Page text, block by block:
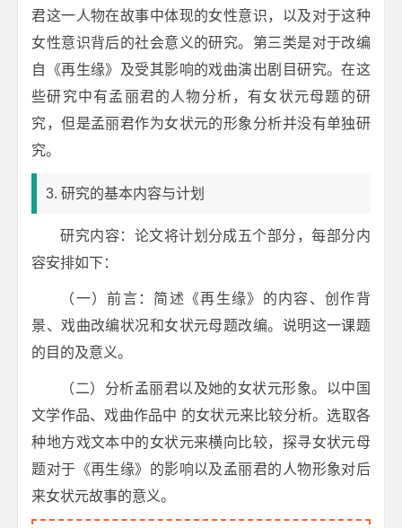
君这一人物在故事中体现的女性意识，以及对于这种
女性意识背后的社会意义的研究。第三类是对于改编
自《再生缘》及受其影响的戏曲演出剧目研究。在这
些研究中有孟丽君的人物分析，有女状元母题的研
究，但是孟丽君作为女状元的形象分析并没有单独研
究。
3. 研究的基本内容与计划
研究内容：论文将计划分成五个部分，每部分内
容安排如下：
（一）前言：简述《再生缘》的内容、创作背
景、戏曲改编状况和女状元母题改编。说明这一课题
的目的及意义。
（二）分析孟丽君以及她的女状元形象。以中国
文学作品、戏曲作品中 的女状元来比较分析。选取各
种地方戏文本中的女状元来横向比较，探寻女状元母
题对于《再生缘》的影响以及孟丽君的人物形象对后
来女状元故事的意义。